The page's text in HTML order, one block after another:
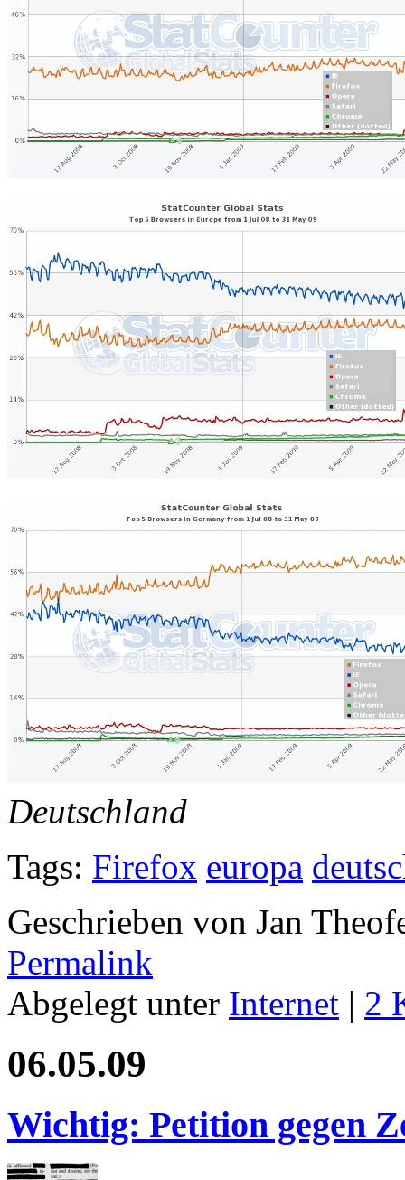
Deutschland
Tags: Firefox europa
Geschrieben von Jan
Permalink
Abgelegt unter Internet | 2
06.05.09
Wichtig: Petition gegen